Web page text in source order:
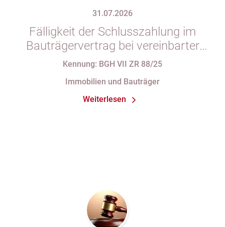
31.07.2026
Fälligkeit der Schlusszahlung im
Bauträgervertrag bei vereinbarter
Zahlung „nach vollständiger
Abnahmeprotokoll festgehaltener
Mängel am Sondereigentum
Kennung: BGH VII ZR 88/25
Immobilien und Bauträger
Weiterlesen